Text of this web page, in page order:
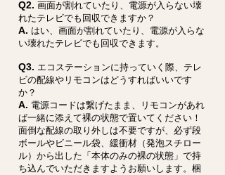
Q2. 画面が割れていたり、電源が入らない壊
れたテレビでも回収できますか？
A. はい、画面が割れていたり、電源が入らな
い壊れたテレビでも回収できます。
Q3. エコステーションに持っていく際、テレ
ビの配線やリモコンはどうすればいいです
か？
A. 電源コードは繋げたまま、リモコンがあれ
ば一緒に添えて裸の状態で置いてください！
面倒な配線の取り外しは不要ですが、必ず段
ボールやビニール袋、緩衝材（発泡スチロー
ル）から出した「本体のみの裸の状態」で持
ち込んでいただきますようお願いします。梱